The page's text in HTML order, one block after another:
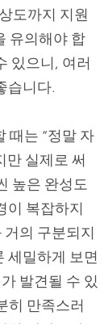
도까지 지원
유의해야 합
있으니, 여러
습니다.
때는 “정말 자
만 실제로 써
높은 완성도
이 복잡하지
의 구분되지
세밀하게 보면
발견될 수 있
히 만족스러